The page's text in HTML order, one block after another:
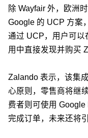
除 Wayfair 外，欧洲
Google 的 UCP 方案
通过 UCP，用户可以
用中直接发现并购买
Zalando 表示，该集
心原则，零售商将继
费者则可使用
完成订单，未来还将